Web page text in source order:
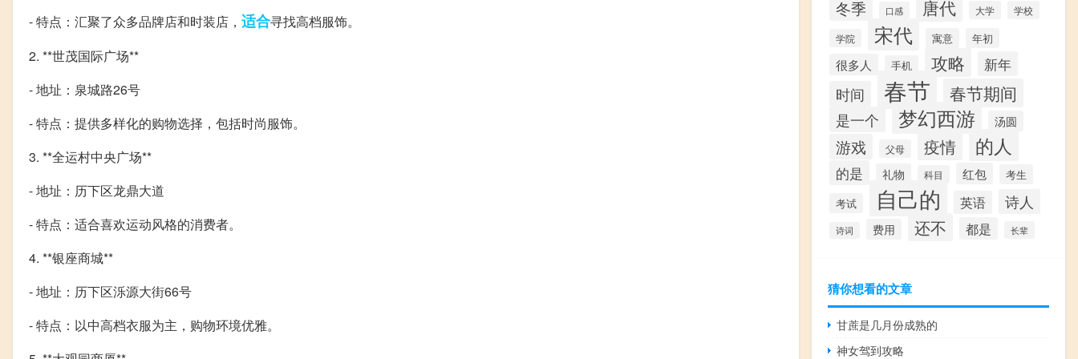
- 特点：汇聚了众多品牌店和时装店， 适合寻找高档服饰。
2. **世茂国际广场**
- 地址：泉城路26号
- 特点：提供多样化的购物选择，包括时尚服饰。
3. **全运村中央广场**
- 地址：历下区龙鼎大道
- 特点：适合喜欢运动风格的消费者。
4. **银座商城**
- 地址：历下区泺源大街66号
- 特点：以中高档衣服为主，购物环境优雅。
冬季 口感 唐代 大学 学校
学院 宋代 寓意 年初
很多人 手机 攻略 新年
时间 春节 春节期间
是一个 梦幻西游 汤圆
游戏 父母 疫情 的人
的是 礼物 科目 红包
考生
考试
自己的 英语 诗人
诗词 费用 还不 都是 长辈
猜你想看的文章
甘蔗是几月份成熟的
神女驾到攻略